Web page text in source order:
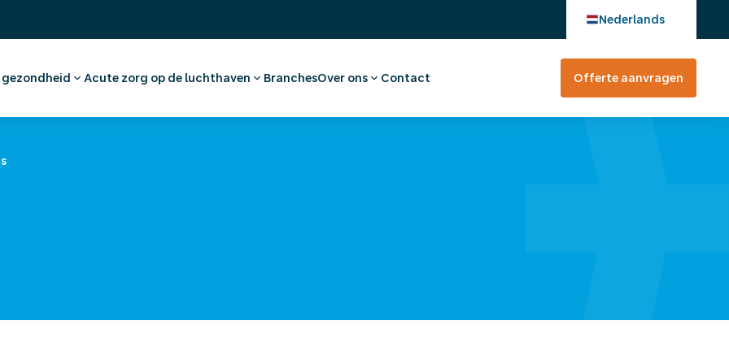
Nederlands
gezondheid
maken werknemer
medisch advies
Acute zorg op de luchthaven
Eerste Hulp en huisartsenzorg
BranchesOver ons
Ons verhaal
Contact Offerte aanvragen